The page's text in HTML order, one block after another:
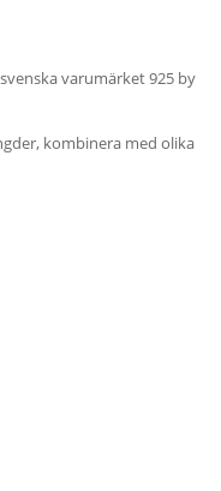
varumärket 925 by
kombinera med olika